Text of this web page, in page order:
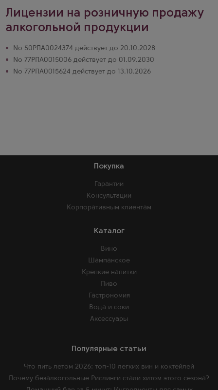
Лицензии на розничную продажу
алкогольной продукции
№ 50РПА0024374 действует до 20.10.2028
№ 77РПА0015006 действует до 01.09.2030
№ 77РПА0015624 действует до 13.10.2026
Покупка
Гарантии
Консультации
Корпоративным клиентам
Каталог
Вино
Шампанское
Крепкие напитки
Пиво
Гастрономия
Вода и соки
Аксессуары
Популярные статьи
Что пить летом 2026: топ-10 легких вин и коктейлей
Почему безалкогольные Рислинги стали хитом этого сезона?